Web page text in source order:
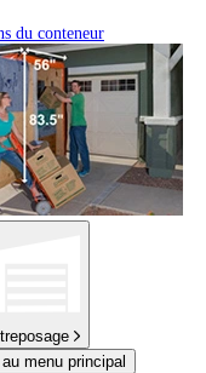
du conteneur
menu principal